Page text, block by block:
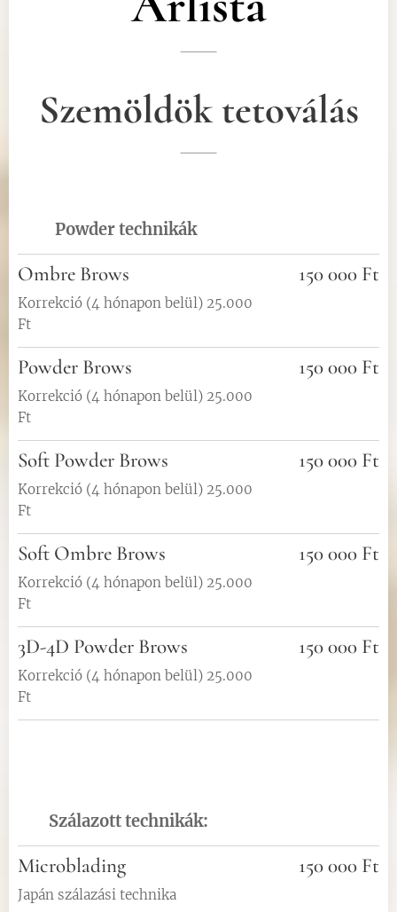
Szemöldök tetoválás
Powder technikák
Ombre Brows
Korrekció (4 hónapon belül) 25.000
Ft
150 000 Ft
Powder Brows
Korrekció (4 hónapon belül) 25.000
Ft
150 000 Ft
Soft Powder Brows
Korrekció (4 hónapon belül) 25.000
Ft
150 000 Ft
Soft Ombre Brows
Korrekció (4 hónapon belül) 25.000
Ft
150 000 Ft
3D-4D Powder Brows
Korrekció (4 hónapon belül) 25.000
Ft
150 000 Ft
Szálazott technikák:
Microblading
Japán szálazási technika
150 000 Ft